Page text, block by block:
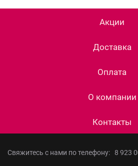
Акции
Доставка
Оплата
О компании
Контакты
Свяжитесь с нами по телефону: 8 923